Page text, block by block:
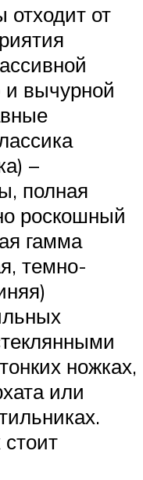
отходит от
вычурной
–
полная
роскошный
гамма
темно-
ножках,
или